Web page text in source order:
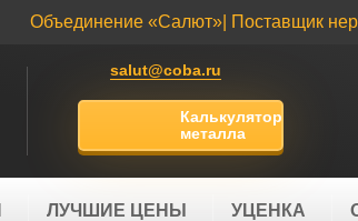
Объединение «Салют»| Поставщик
salut@coba.ru
Калькулятор
металла
ЛУЧШИЕ ЦЕНЫ УЦЕНКА